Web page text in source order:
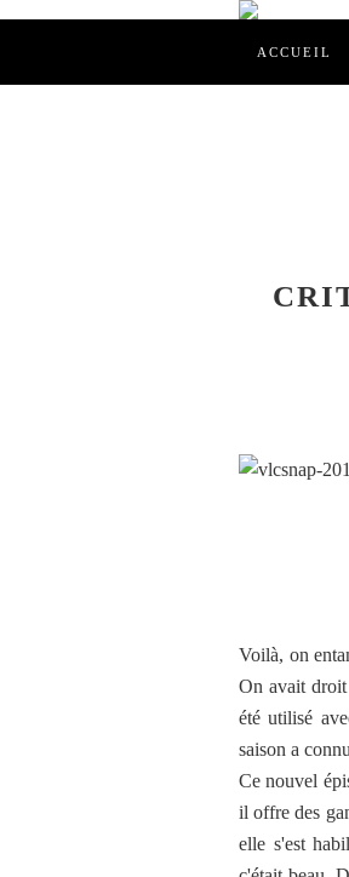
ACCUEIL
Voilà, on
On avait droit
été utilisé
saison a
Ce nouvel
il offre des
elle s'est